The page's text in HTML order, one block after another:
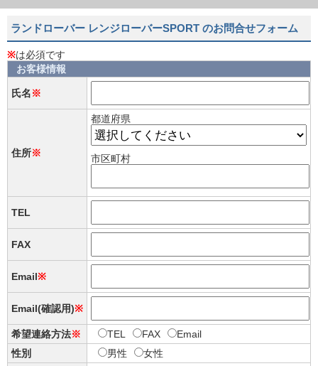
ランドローバー レンジローバーSPORT のお問合せフォーム
※は必須です
お客様情報
氏名※
住所※
都道府県
市区町村
TEL
FAX
Email※
Email(確認用)※
希望連絡方法※ TEL FAX
Email
性別
男性 女性